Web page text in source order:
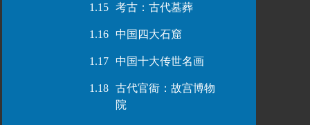
1.15 考古：古代墓葬
1.16 中国四大石窟
1.17 中国十大传世名画
1.18
古代官衙：故宫博物
院